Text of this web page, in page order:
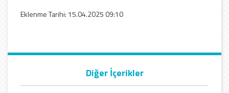
Eklenme Tarihi: 15.04.2025 09:10
Diğer İçerikler